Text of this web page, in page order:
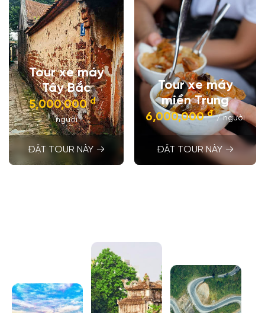
Tour xe máy
Tây Bắc
5,000,000đ /
người
ĐẶT TOUR NÀY
Tour xe máy
miền Trung
6,000,000đ / người
ĐẶT TOUR NÀY